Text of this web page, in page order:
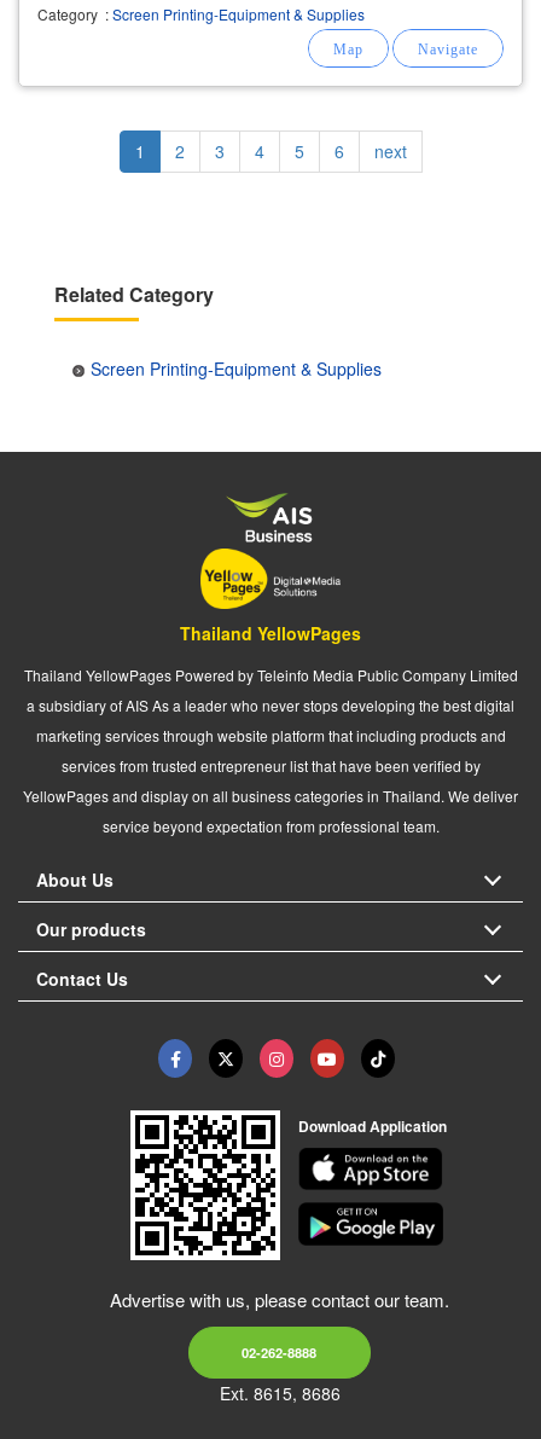
Category :Screen Printing-Equipment & Supplies
PaginationCurrent
page
1 Page
2 Page
3 Page
4 Page
5 Page
6
Next
page
next
Related Category
Screen Printing-Equipment & Supplies
Thailand YellowPages
Thailand YellowPages Powered by Teleinfo Media Public Company Limited
a subsidiary of AIS As a leader who never stops developing the best digital
marketing services through website platform that including products and
services from trusted entrepreneur list that have been verified by
YellowPages and display on all business categories in Thailand. We deliver
service beyond expectation from professional team.
About Us
Our products
Contact Us
Download Application
Advertise with us, please contact our team.
02-262-8888
Ext. 8615, 8686